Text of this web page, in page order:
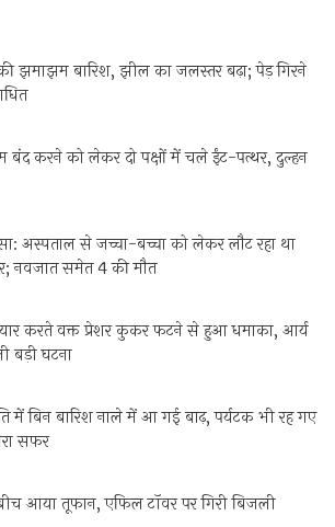
झमाझम बारिश, झील का जलस्तर बढ़ा; पेड़ गिरने
बंद करने को लेकर दो पक्षों में चले ईंट-पत्थर, दुल्हन
अस्पताल से जच्चा-बच्चा को लेकर लौट रहा था
नवजात समेत 4 की मौत
करते वक्त प्रेशर कुकर फटने से हुआ धमाका, आर्य
बड़ी घटना
में बिन बारिश नाले में आ गई बाढ़, पर्यटक भी रह गए
सफर
आया तूफान, एफिल टॉवर पर गिरी बिजली